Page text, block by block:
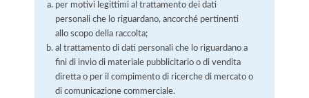
per motivi legittimi al trattamento dei dati
personali che lo riguardano, ancorché pertinenti
allo scopo della raccolta;
al trattamento di dati personali che lo riguardano a
fini di invio di materiale pubblicitario o di vendita
diretta o per il compimento di ricerche di mercato o
di comunicazione commerciale.